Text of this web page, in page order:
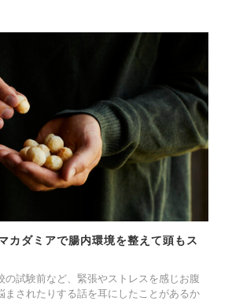
カダミアで腸内環境を整えて頭もス
の試験前など、緊張やストレスを感じお腹
まされたりする話を耳にしたことがあるか